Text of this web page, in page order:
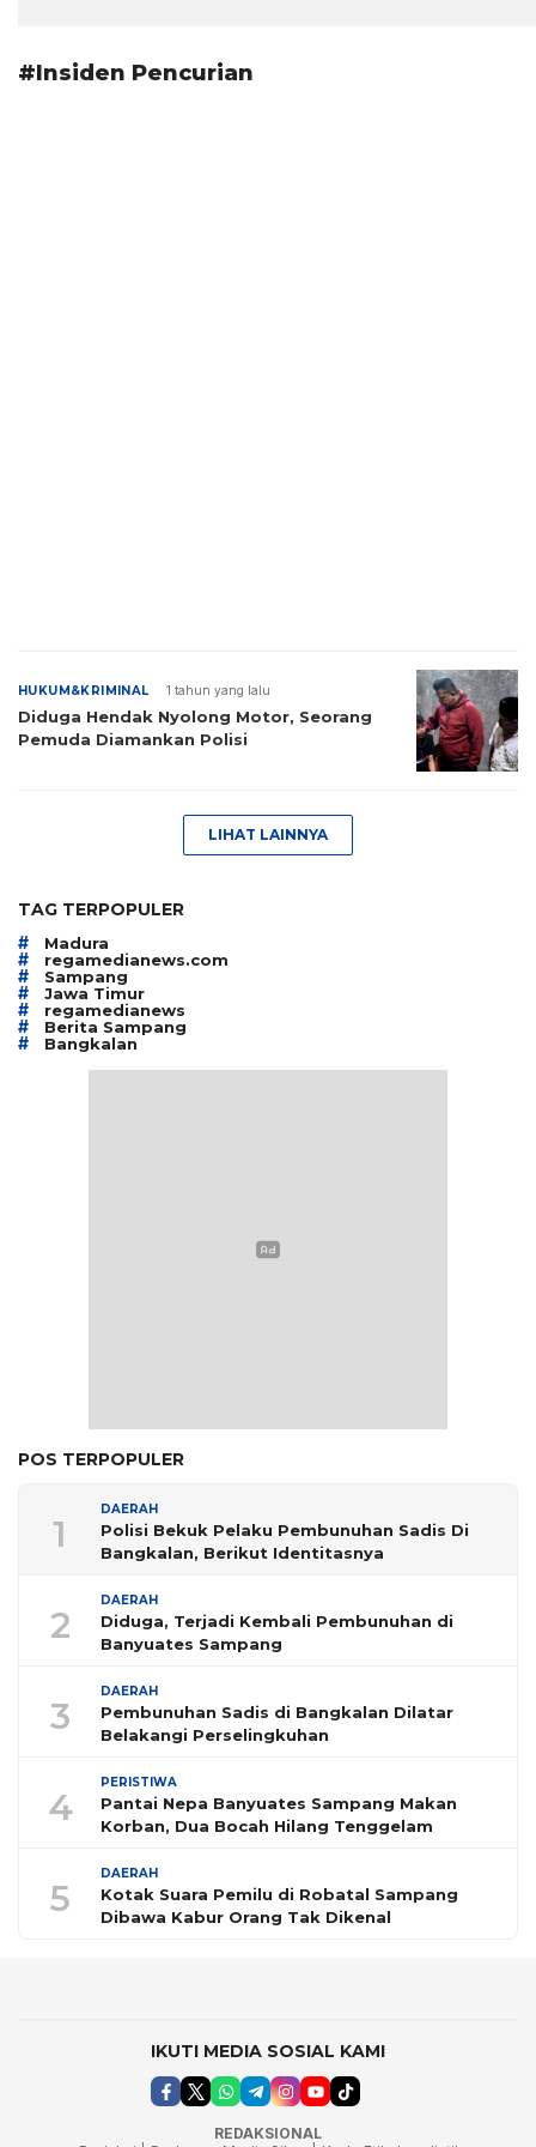
#Insiden Pencurian
HUKUM&KRIMINAL 1 tahun yang lalu
Diduga Hendak Nyolong Motor, Seorang
Pemuda Diamankan Polisi
LIHAT LAINNYA
TAG TERPOPULER
# Madura
# regamedianews.com
# Sampang
# Jawa Timur
# regamedianews
# Berita Sampang
# Bangkalan
POS TERPOPULER
1
DAERAH
Polisi Bekuk Pelaku Pembunuhan Sadis Di
Bangkalan, Berikut Identitasnya
2
DAERAH
Diduga, Terjadi Kembali Pembunuhan di
Banyuates Sampang
3
DAERAH
Pembunuhan Sadis di Bangkalan Dilatar
Belakangi Perselingkuhan
4
PERISTIWA
Pantai Nepa Banyuates Sampang Makan
Korban, Dua Bocah Hilang Tenggelam
5
DAERAH
Kotak Suara Pemilu di Robatal Sampang
Dibawa Kabur Orang Tak Dikenal
IKUTI MEDIA SOSIAL KAMI
REDAKSIONAL